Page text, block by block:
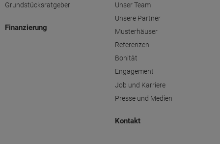
Grundstücksratgeber
Finanzierung
Unser Team
Unsere Partner
Musterhäuser
Referenzen
Bonität
Engagement
Job und Karriere
Presse und Medien
Kontakt